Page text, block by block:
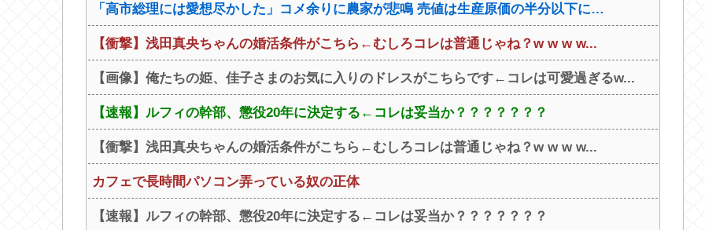
「高市総理には愛想尽かした」コメ余りに農家が悲鳴 売値は生産原価の半分以下に…
【衝撃】浅田真央ちゃんの婚活条件がこちら←むしろコレは普通じゃね？w w w w...
【画像】俺たちの姫、佳子さまのお気に入りのドレスがこちらです←コレは可愛過ぎるw...
【速報】ルフィの幹部、懲役20年に決定する←コレは妥当か？？？？？？？
【衝撃】浅田真央ちゃんの婚活条件がこちら←むしろコレは普通じゃね？w w w w...
カフェで長時間パソコン弄っている奴の正体
【速報】ルフィの幹部、懲役20年に決定する←コレは妥当か？？？？？？？